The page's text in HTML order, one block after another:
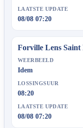
LAATSTE UPDATE
08/08 07:20
Forville Lens Saint
WEERBEELD
Idem
LOSSINGSUUR
08:20
LAATSTE UPDATE
08/08 07:20